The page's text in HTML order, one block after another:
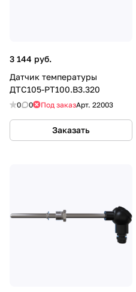
3 144 руб.
Датчик температуры
ДТС105-PT100.В3.320
0 0 Под заказАрт. 22003
Заказать